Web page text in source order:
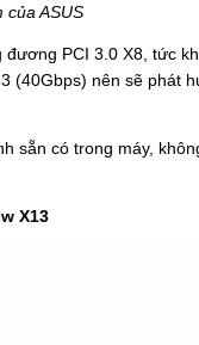
của ASUS
PCI 3.0 X8, tức
(40Gbps) nên sẽ phát
sẵn có trong máy,
X13